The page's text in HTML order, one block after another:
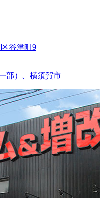
谷津町9
部）、横須賀市